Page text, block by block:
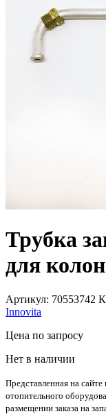
Трубка
для
Артикул: 70553742
Innovita
Цена по запросу
Нет в наличии
Представленная на
отопительного
размещении заказа на